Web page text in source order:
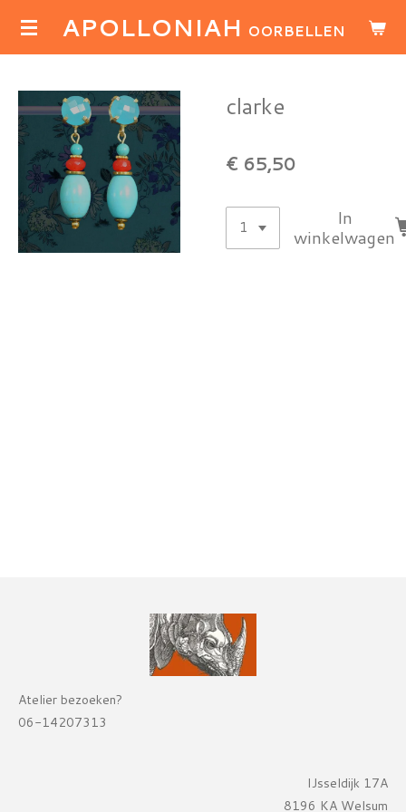
Ga
de
hoofdinhoud
APOLLONIAH OORBELLEN
clarke
€ 65,50
In
winkelwagen
Atelier bezoeken?
06-14207313
IJsseldijk 17A
8196 KA Welsum